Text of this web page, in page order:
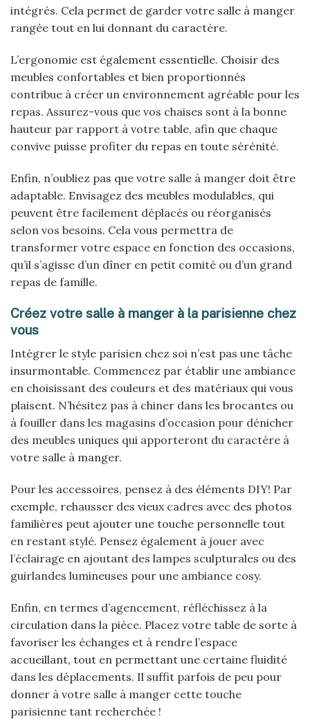
intégrés. Cela permet de garder votre salle à manger
rangée tout en lui donnant du caractère.
L’ergonomie est également essentielle. Choisir des
meubles confortables et bien proportionnés
contribue à créer un environnement agréable pour les
repas. Assurez-vous que vos chaises sont à la bonne
hauteur par rapport à votre table, afin que chaque
convive puisse profiter du repas en toute sérénité.
Enfin, n’oubliez pas que votre salle à manger doit être
adaptable. Envisagez des meubles modulables, qui
peuvent être facilement déplacés ou réorganisés
selon vos besoins. Cela vous permettra de
transformer votre espace en fonction des occasions,
qu’il s’agisse d’un dîner en petit comité ou d’un grand
repas de famille.
Créez votre salle à manger à la parisienne chez
vous
Intégrer le style parisien chez soi n’est pas une tâche
insurmontable. Commencez par établir une ambiance
en choisissant des couleurs et des matériaux qui vous
plaisent. N’hésitez pas à chiner dans les brocantes ou
à fouiller dans les magasins d’occasion pour dénicher
des meubles uniques qui apporteront du caractère à
votre salle à manger.
Pour les accessoires, pensez à des éléments DIY! Par
exemple, rehausser des vieux cadres avec des photos
familières peut ajouter une touche personnelle tout
en restant stylé. Pensez également à jouer avec
l’éclairage en ajoutant des lampes sculpturales ou des
guirlandes lumineuses pour une ambiance cosy.
Enfin, en termes d’agencement, réfléchissez à la
circulation dans la pièce. Placez votre table de sorte à
favoriser les échanges et à rendre l’espace
accueillant, tout en permettant une certaine fluidité
dans les déplacements. Il suffit parfois de peu pour
donner à votre salle à manger cette touche
parisienne tant recherchée !